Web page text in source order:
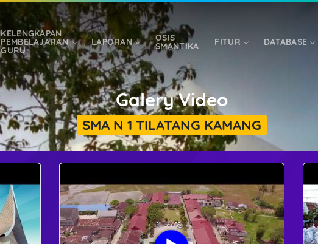
KELENGKAPAN
PEMBELAJARAN
GURU
LAPORAN OSIS
SMANTIKA FITUR DATABASE
LOGIN
GURU/PEGAWAI/PENGELOLA
LOGIN/REGISTRASI
ALUMNI
Galery Video
SMA N 1 TILATANG KAMANG